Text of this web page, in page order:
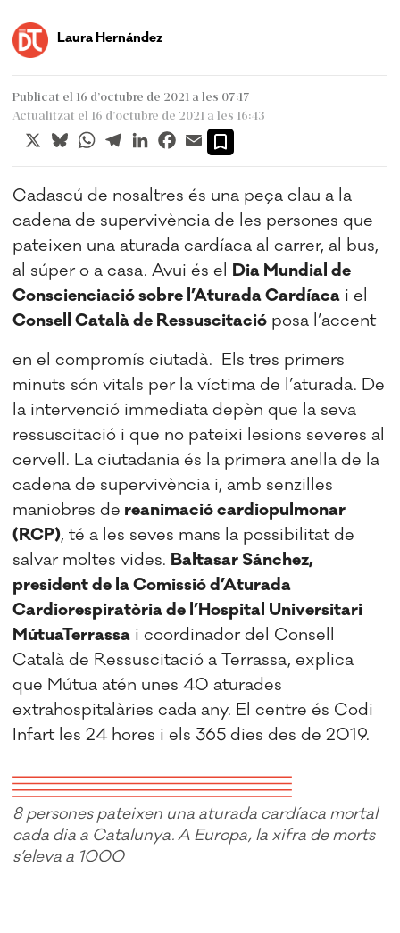
Laura Hernández
Publicat el 16 d’octubre de 2021 a les 07:17
Actualitzat el 16 d’octubre de 2021 a les 16:43
X BlueskyWhatsApp
TelegramLinkedInFacebook
Email
Cadascú de nosaltres és una peça clau a la
cadena de supervivència de les persones que
pateixen una aturada cardíaca al carrer, al bus,
al súper o a casa. Avui és el Dia Mundial de
Conscienciació sobre l’Aturada Cardíaca i el
Consell Català de Ressuscitació posa l’accent
en el compromís ciutadà. Els tres primers
minuts són vitals per la víctima de l’aturada. De
la intervenció immediata depèn que la seva
ressuscitació i que no pateixi lesions severes al
cervell. La ciutadania és la primera anella de la
cadena de supervivència i, amb senzilles
maniobres de reanimació cardiopulmonar
(RCP), té a les seves mans la possibilitat de
salvar moltes vides. Baltasar Sánchez,
president de la Comissió d’Aturada
Cardiorespiratòria de l’Hospital Universitari
MútuaTerrassa i coordinador del Consell
Català de Ressuscitació a Terrassa, explica
que Mútua atén unes 40 aturades
extrahospitalàries cada any. El centre és Codi
Infart les 24 hores i els 365 dies des de 2019.
8 persones pateixen una aturada cardíaca mortal
cada dia a Catalunya. A Europa, la xifra de morts
s’eleva a 1000